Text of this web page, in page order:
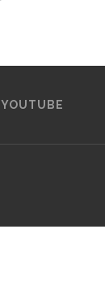
YOUTUBE